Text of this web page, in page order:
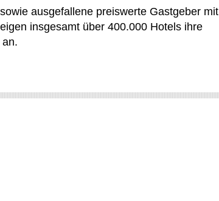
ausgefallene preiswerte Gastgeber mit
insgesamt über 400.000 Hotels ihre